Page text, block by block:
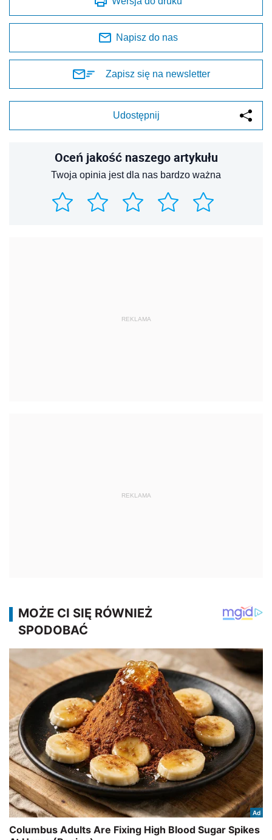
Napisz do nas
Zapisz się na newsletter
Udostępnij
Oceń jakość naszego artykułu
Twoja opinia jest dla nas bardzo ważna
REKLAMA
REKLAMA